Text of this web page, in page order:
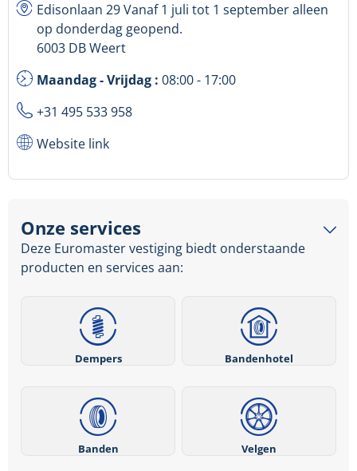
Edisonlaan 29 Vanaf 1 juli tot 1 september alleen
op donderdag geopend.
6003 DB Weert
Maandag - Vrijdag : 08:00 - 17:00
+31 495 533 958
Website link
Onze services
Deze Euromaster vestiging biedt onderstaande
producten en services aan:
Dempers Bandenhotel
Banden Velgen